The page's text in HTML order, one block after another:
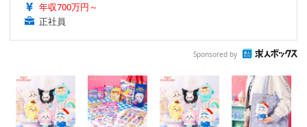
年収700万円～
正社員
Sponsored by